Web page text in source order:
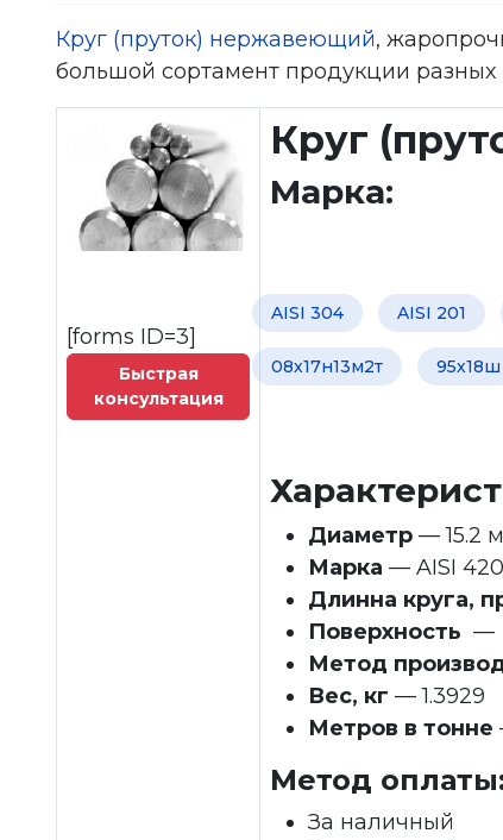
Круг (пруток) нержавеющий,
большой сортамент продукции разных
[forms ID=3]
Быстрая
консультация
Круг
Марка:
AISI 304 AISI 201
08х17н13м2т 95х18ш
Диаметр — 15.2
Марка — AISI
Длинна круга,
Поверхность —
Метод
Вес, кг — 1.3929
Метров в тонне
Метод
За наличный